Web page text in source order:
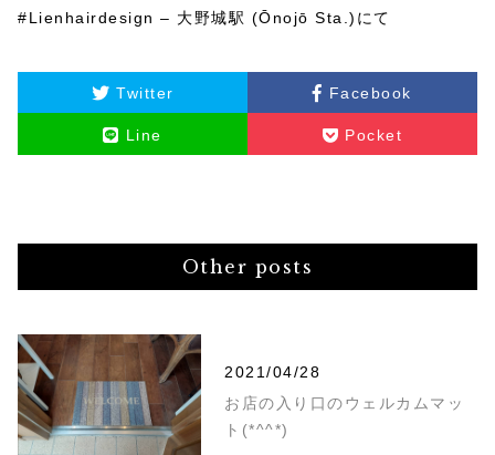
#Lienhairdesign – 大野城駅 (Ōnojō Sta.)にて
Twitter Facebook
Line Pocket
Other posts
2021/04/28
お店の入り口のウェルカムマッ
ト(*^^*)